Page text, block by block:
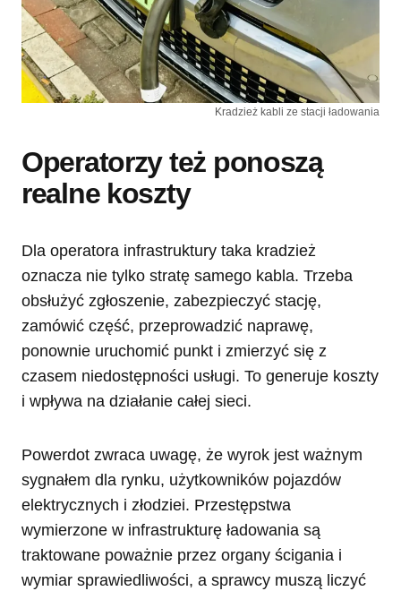
Kradzież kabli ze stacji ładowania
Operatorzy też ponoszą
realne koszty
Dla operatora infrastruktury taka kradzież
oznacza nie tylko stratę samego kabla. Trzeba
obsłużyć zgłoszenie, zabezpieczyć stację,
zamówić część, przeprowadzić naprawę,
ponownie uruchomić punkt i zmierzyć się z
czasem niedostępności usługi. To generuje koszty
i wpływa na działanie całej sieci.
Powerdot zwraca uwagę, że wyrok jest ważnym
sygnałem dla rynku, użytkowników pojazdów
elektrycznych i złodziei. Przestępstwa
wymierzone w infrastrukturę ładowania są
traktowane poważnie przez organy ścigania i
wymiar sprawiedliwości, a sprawcy muszą liczyć